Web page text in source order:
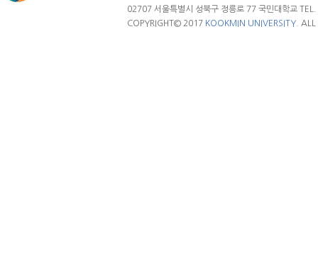
02707 서울특별시 성북구 정릉로 77 국민대학교
COPYRIGHT© 2017 KOOKMIN UNIVERSITY. ALL